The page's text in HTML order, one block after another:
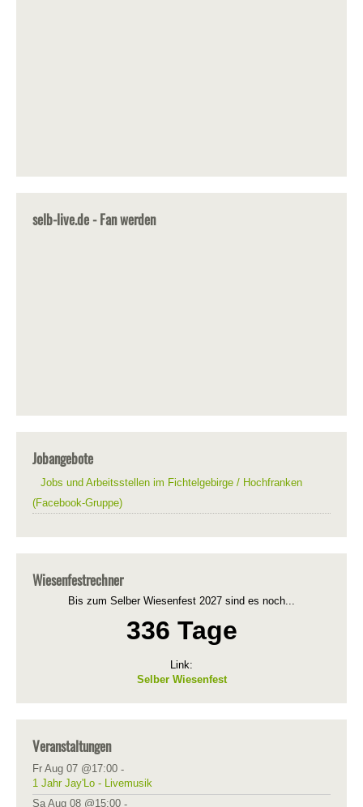
selb-live.de - Fan werden
Jobangebote
Jobs und Arbeitsstellen im Fichtelgebirge / Hochfranken
(Facebook-Gruppe)
Wiesenfestrechner
Bis zum Selber Wiesenfest 2027 sind es noch...
336 Tage
Link:
Selber Wiesenfest
Veranstaltungen
Fr Aug 07 @17:00 -
1 Jahr Jay'Lo - Livemusik
Sa Aug 08 @15:00 -